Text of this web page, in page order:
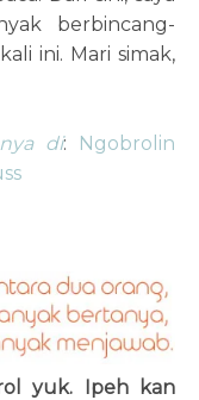
berbincang-
ini. Mari simak,
di:
Ngobrolin
yuk. Ipeh kan